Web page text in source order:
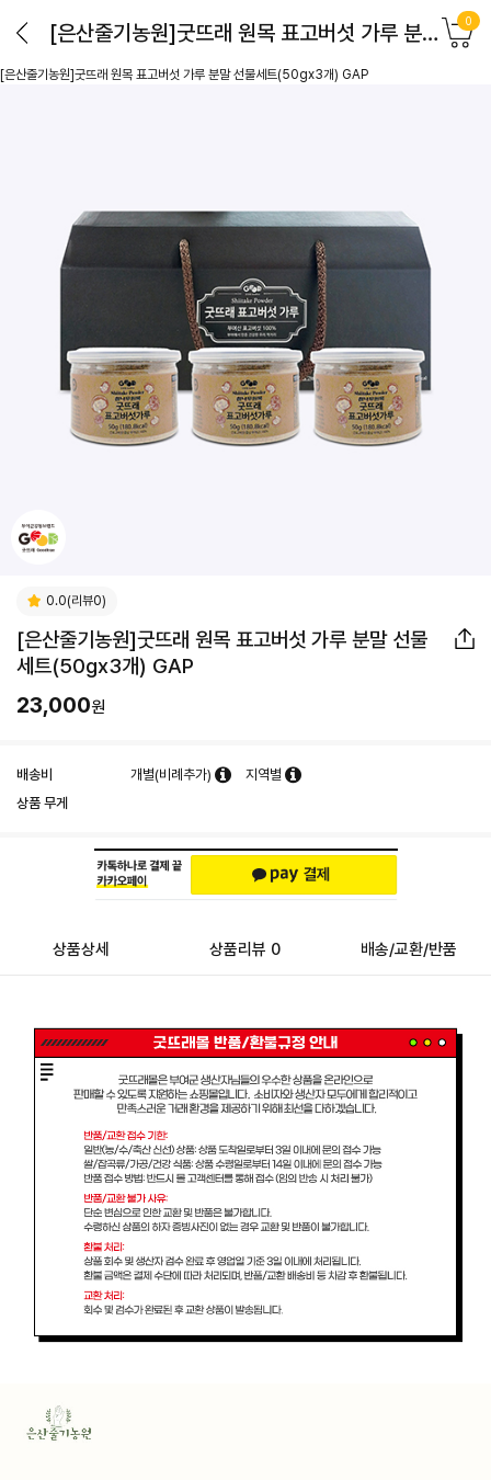
[은산줄기농원]굿뜨래 원목 표고버섯 가루 분말 선물세트(50gx3개) GAP 0
[은산줄기농원]굿뜨래 원목 표고버섯 가루 분말 선물세트(50gx3개) GAP
0.0(리뷰0)
[은산줄기농원]굿뜨래 원목 표고버섯 가루 분말 선물
세트(50gx3개) GAP
23,000원
배송비 개별(비례추가)
지역별
상품 무게
상품상세 상품리뷰 0 배송/교환/반품